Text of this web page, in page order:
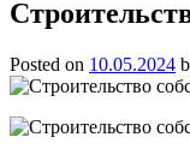
Posted on 10.05.2024